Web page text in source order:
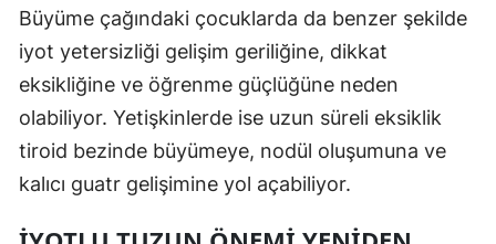
Niğde
Rize
Sakarya
Büyüme çağındaki çocuklarda da benzer şekilde
iyot yetersizliği gelişim geriliğine, dikkat
eksikliğine ve öğrenme güçlüğüne neden
olabiliyor. Yetişkinlerde ise uzun süreli eksiklik
tiroid bezinde büyümeye, nodül oluşumuna ve
kalıcı guatr gelişimine yol açabiliyor.